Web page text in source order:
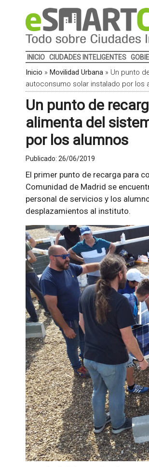
INICIO CIUDADES INTELIGENTES
Inicio » Movilidad Urbana» Un punto
autoconsumo solar instalado por los
Un punto de
alimenta del
por los alumnos
Publicado: 26/06/2019
El primer punto de recarga para
Comunidad de Madrid se
personal de servicios y los
desplazamientos al instituto.